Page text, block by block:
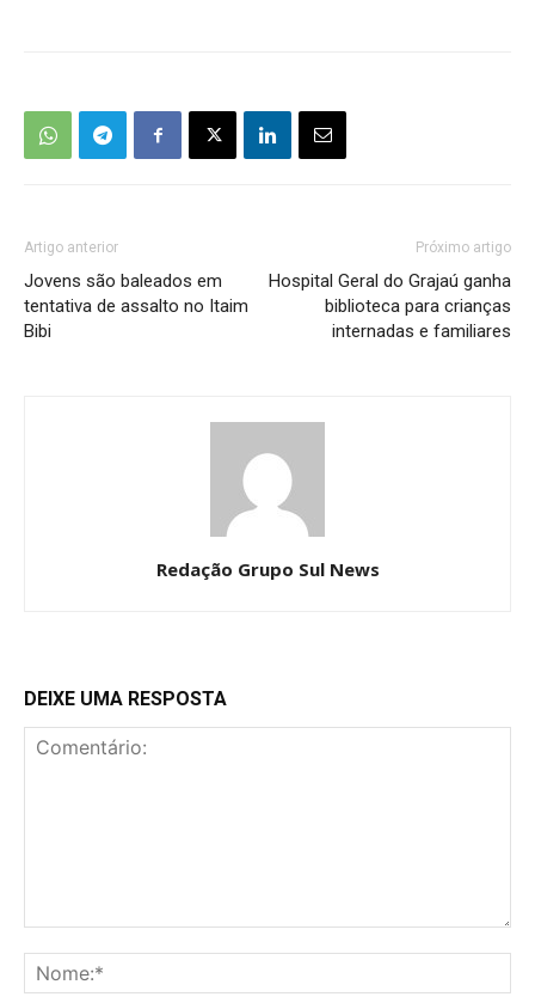
Artigo anterior
Jovens são baleados em
tentativa de assalto no Itaim
Bibi
Próximo artigo
Hospital Geral do Grajaú ganha
biblioteca para crianças
internadas e familiares
Redação Grupo Sul News
DEIXE UMA RESPOSTA